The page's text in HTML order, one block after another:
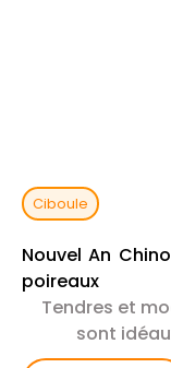
Ciboule
Nouvel An
poireaux
Tendres et
sont